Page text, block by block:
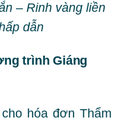
– Rinh vàng liền
dẫn
trình Giáng
hóa đơn Thẩm